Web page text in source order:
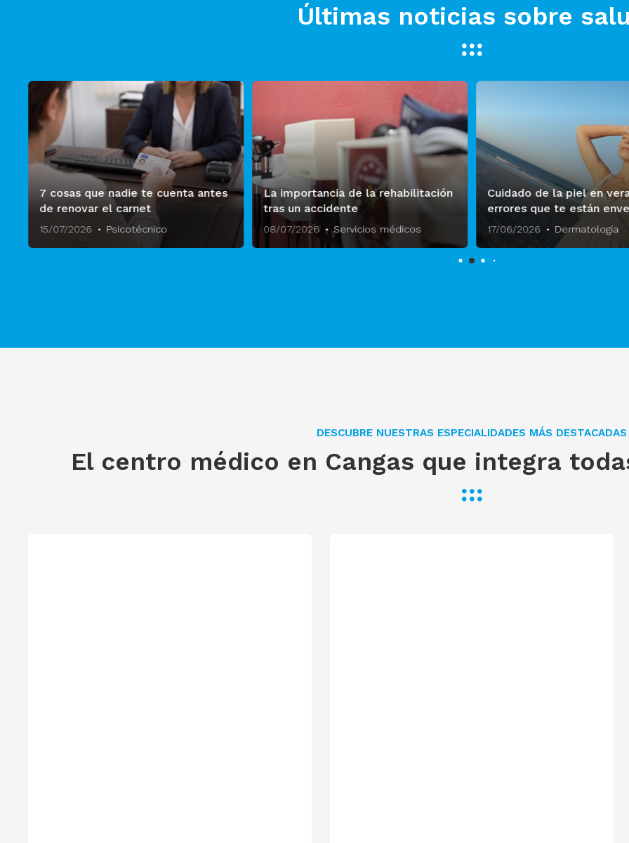
Últimas noticias sobre
7 cosas que nadie te cuenta antes
de renovar el carnet
15/07/2026 Psicotécnico
La importancia de la rehabilitación
tras un accidente
08/07/2026 Servicios médicos
Cuidado de la piel en
errores que te están
17/06/2026 Dermatología
DESCUBRE NUESTRAS ESPECIALIDADES MÁS DESTACADAS
El centro médico en Cangas que integra